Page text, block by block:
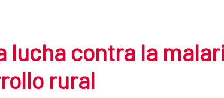
lucha contra la
rural